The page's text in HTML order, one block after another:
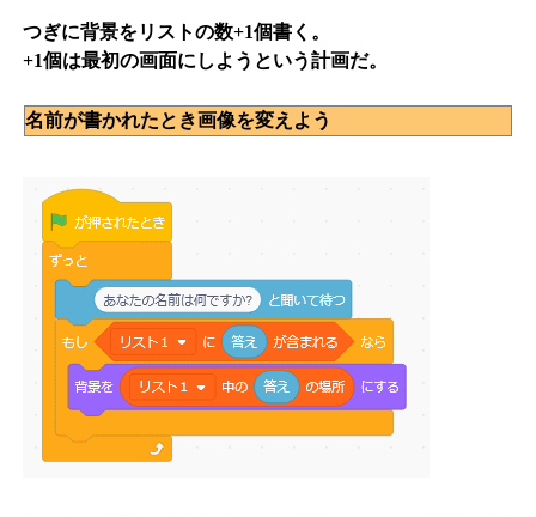
つぎに背景をリストの数+1個書く。
+1個は最初の画面にしようという計画だ。
名前が書かれたとき画像を変えよう